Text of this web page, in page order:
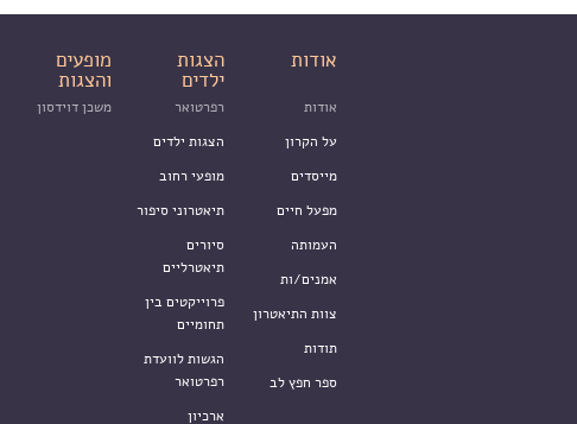
אודות הצגות
ילדים
מופעים
והצגות
אודות
על הקרון
מייסדים
מפעל חיים
העמותה
אמנים/ות
צוות התיאטרון
תודות
ספר חפץ לב
רפרטואר
הצגות ילדים
מופעי רחוב
תיאטרוני סיפור
סיורים
תיאטרליים
פרוייקטים בין
תחומיים
הגשות לוועדת
רפרטואר
ארכיון
משכן דוידסון